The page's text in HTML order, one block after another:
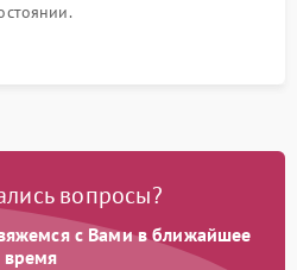
вопросы?
с Вами в ближайшее
время